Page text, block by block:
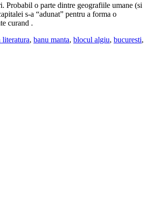
Probabil o parte dintre geografiile umane (si
s-a “adunat” pentru a forma o
curand .
literatura, banu manta, blocul algiu, bucuresti,